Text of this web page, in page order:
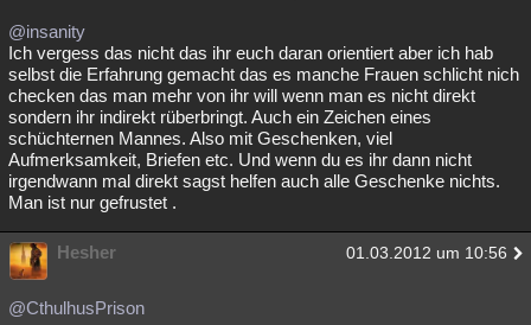
@insanity
Ich vergess das nicht das ihr euch daran orientiert aber ich hab
selbst die Erfahrung gemacht das es manche Frauen schlicht nich
checken das man mehr von ihr will wenn man es nicht direkt
sondern ihr indirekt rüberbringt. Auch ein Zeichen eines
schüchternen Mannes. Also mit Geschenken, viel
Aufmerksamkeit, Briefen etc. Und wenn du es ihr dann nicht
irgendwann mal direkt sagst helfen auch alle Geschenke nichts.
Man ist nur gefrustet .
Hesher 01.03.2012 um 10:56
@CthulhusPrison